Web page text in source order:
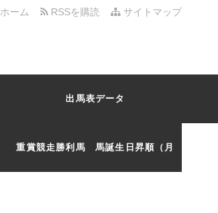
サイトマップ
RSSを購読
ホーム
出馬表データ
重賞競走勝利馬 馬誕生日昇順（月